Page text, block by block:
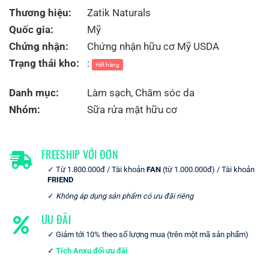
Thương hiệu:
Zatik Naturals
Quốc gia:
Mỹ
Chứng nhận:
Chứng nhận hữu cơ Mỹ USDA
Trạng thái kho:
: Hết hàng
Danh mục: Làm sạch, Chăm sóc da
Nhóm:
Sữa rửa mặt hữu cơ
FREESHIP VỚI ĐƠN
Từ 1.800.000đ / Tài khoản FAN (từ 1.000.000đ) / Tài khoản
FRIEND
Không áp dụng sản phẩm có ưu đãi riêng
ƯU ĐÃI
Giảm tới 10% theo số lượng mua (trên một mã sản phẩm)
Tích Anxu đổi ưu đãi